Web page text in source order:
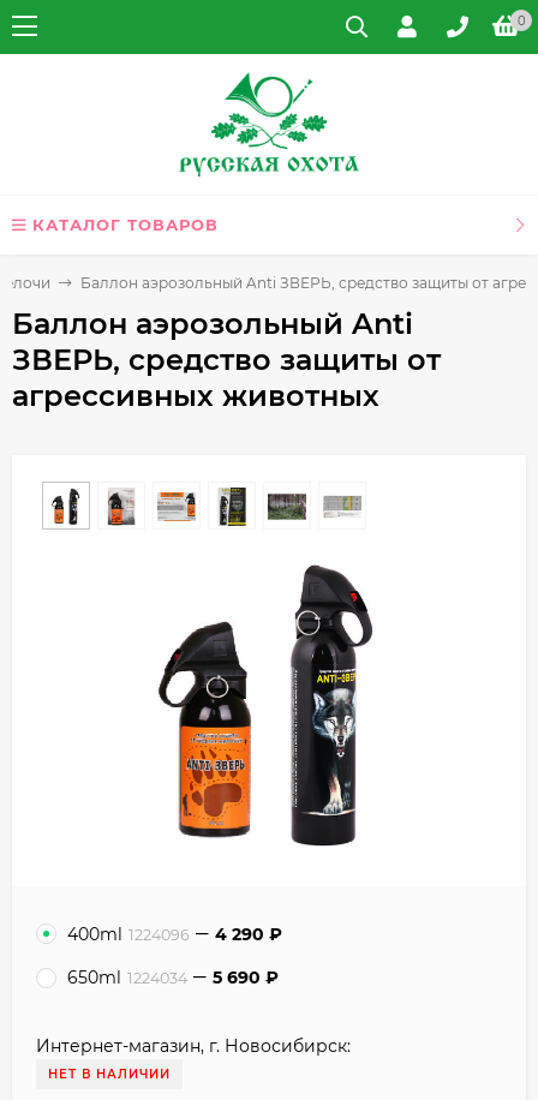
0
КАТАЛОГ ТОВАРОВ
Баллон аэрозольный Anti ЗВЕРЬ, средство защиты от
Баллон аэрозольный Anti
ЗВЕРЬ, средство защиты от
агрессивных животных
400ml 1224096 4 290 ₽
650ml 1224034 5 690 ₽
Интернет-магазин, г. Новосибирск:
НЕТ В НАЛИЧИИ